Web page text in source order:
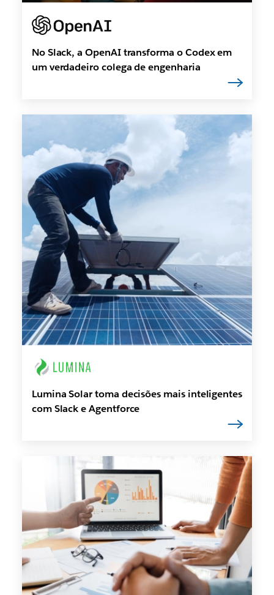
No Slack, a OpenAI transforma o Codex em
um verdadeiro colega de engenharia
Lumina Solar toma decisões mais inteligentes
com Slack e Agentforce